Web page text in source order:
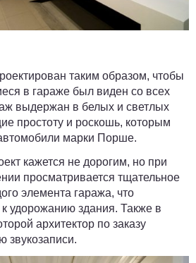
таким образом, чтобы
в гараже был виден со всех
выдержан в белых и светлых
простоту и роскошь, которым
марки Порше.
кажется не дорогим, но при
просматривается тщательное
элемента гаража, что
удорожанию здания. Также в
архитектор по заказу
звукозаписи.